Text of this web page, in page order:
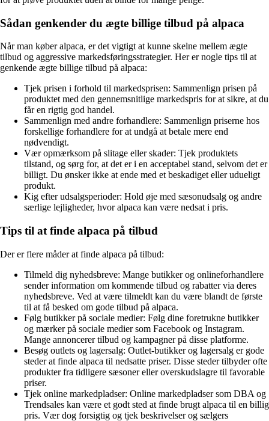
Sådan genkender du ægte billige tilbud på alpaca
Når man køber alpaca, er det vigtigt at kunne skelne mellem ægte
tilbud og aggressive markedsføringsstrategier. Her er nogle tips til at
genkende ægte billige tilbud på alpaca:
Tjek prisen i forhold til markedsprisen: Sammenlign prisen på
produktet med den gennemsnitlige markedspris for at sikre, at du
får en rigtig god handel.
Sammenlign med andre forhandlere: Sammenlign priserne hos
forskellige forhandlere for at undgå at betale mere end
nødvendigt.
Vær opmærksom på slitage eller skader: Tjek produktets
tilstand, og sørg for, at det er i en acceptabel stand, selvom det er
billigt. Du ønsker ikke at ende med et beskadiget eller udueligt
produkt.
Kig efter udsalgsperioder: Hold øje med sæsonudsalg og andre
særlige lejligheder, hvor alpaca kan være nedsat i pris.
Tips til at finde alpaca på tilbud
Der er flere måder at finde alpaca på tilbud:
Tilmeld dig nyhedsbreve: Mange butikker og onlineforhandlere
sender information om kommende tilbud og rabatter via deres
nyhedsbreve. Ved at være tilmeldt kan du være blandt de første
til at få besked om gode tilbud på alpaca.
Følg butikker på sociale medier: Følg dine foretrukne butikker
og mærker på sociale medier som Facebook og Instagram.
Mange annoncerer tilbud og kampagner på disse platforme.
Besøg outlets og lagersalg: Outlet-butikker og lagersalg er gode
steder at finde alpaca til nedsatte priser. Disse steder tilbyder ofte
produkter fra tidligere sæsoner eller overskudslagre til favorable
priser.
Tjek online markedpladser: Online markedpladser som DBA og
Trendsales kan være et godt sted at finde brugt alpaca til en billig
pris. Vær dog forsigtig og tjek beskrivelser og sælgers